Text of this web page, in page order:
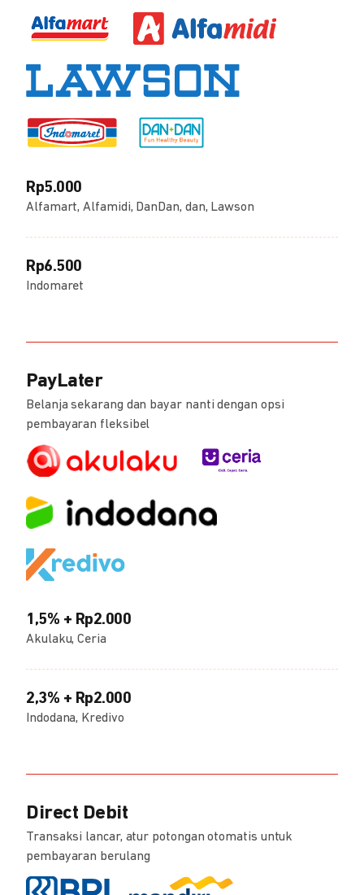
Rp5.000
Alfamart, Alfamidi, DanDan, dan, Lawson
Rp6.500
Indomaret
PayLater
Belanja sekarang dan bayar nanti dengan opsi
pembayaran fleksibel
1,5% + Rp2.000
Akulaku, Ceria
2,3% + Rp2.000
Indodana, Kredivo
Direct Debit
Transaksi lancar, atur potongan otomatis untuk
pembayaran berulang